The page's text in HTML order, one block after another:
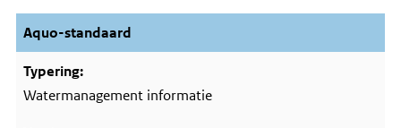
Aquo-standaard
Watermanagement informatie